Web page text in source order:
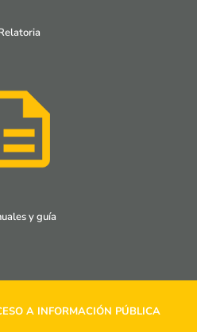
y guía
A INFORMACIÓN PÚBLICA